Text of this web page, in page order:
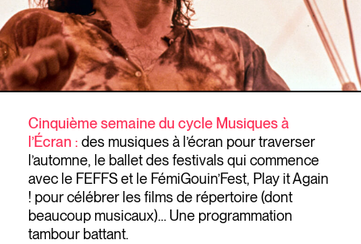
Cinquième semaine du cycle Musiques à
l’Écran : des musiques à l’écran pour traverser
l’automne, le ballet des festivals qui commence
avec le FEFFS et le FémiGouin’Fest, Play it Again
! pour célébrer les films de répertoire (dont
beaucoup musicaux)… Une programmation
tambour battant.